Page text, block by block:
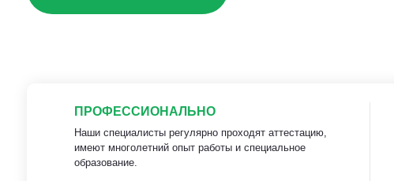
ПРОФЕССИОНАЛЬНО
Наши специалисты регулярно проходят аттестацию,
имеют многолетний опыт работы и специальное
образование.